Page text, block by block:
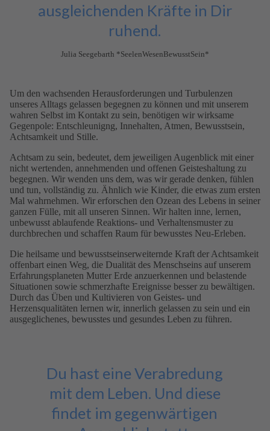
ausgleichenden Kräfte in Dir
ruhend.
Julia Seegebarth *SeelenWesenBewusstSein*
Um den wachsenden Herausforderungen und Turbulenzen
unseres Alltags gelassen begegnen zu können und mit unserem
wahren Selbst im Kontakt zu sein, benötigen wir wirksame
Gegenpole: Entschleunigng, Innehalten, Atmen, Bewusstsein,
Achtsamkeit und Stille.
Achtsam zu sein, bedeutet, dem jeweiligen Augenblick mit einer
nicht wertenden, annehmenden und offenen Geisteshaltung zu
begegnen. Wir wenden uns dem, was wir gerade denken, fühlen
und tun, vollständig zu. Ähnlich wie Kinder, die etwas zum ersten
Mal wahrnehmen. Wir erforschen den Ozean des Lebens in seiner
ganzen Fülle, mit all unseren Sinnen. Wir halten inne, lernen,
unbewusst ablaufende Reaktions- und Verhaltensmuster zu
durchbrechen und schaffen Raum für bewusstes Neu-Erleben.
Die heilsame und bewusstseinserweiternde Kraft der Achtsamkeit
offenbart einen Weg, die Dualität des Menschseins auf unserem
Erfahrungsplaneten Mutter Erde anzuerkennen und belastende
Situationen sowie schmerzhafte Ereignisse besser zu bewältigen.
Durch das Üben und Kultivieren von Geistes- und
Herzensqualitäten lernen wir, innerlich gelassen zu sein und ein
ausgeglichenes, bewusstes und gesundes Leben zu führen.
Du hast eine Verabredung
mit dem Leben. Und diese
findet im gegenwärtigen